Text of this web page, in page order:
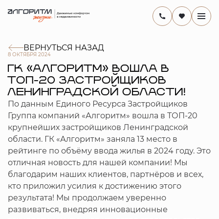
ВЕРНУТЬСЯ НАЗАД
8 ОКТЯБРЯ 2024
ГК «АЛГОРИТМ» ВОШЛА В
ТОП-20 ЗАСТРОЙЩИКОВ
ЛЕНИНГРАДСКОЙ ОБЛАСТИ!
По данным Единого Ресурса Застройщиков
Группа компаний «Алгоритм» вошла в ТОП-20
крупнейших застройщиков Ленинградской
области. ГК «Алгоритм» заняла 13 место в
рейтинге по объёму ввода жилья в 2024 году. Это
отличная новость для нашей компании! Мы
благодарим наших клиентов, партнёров и всех,
кто приложил усилия к достижению этого
результата! Мы продолжаем уверенно
развиваться, внедряя инновационные